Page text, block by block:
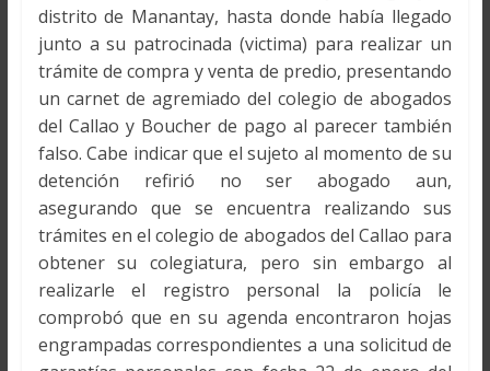
distrito de Manantay, hasta donde había llegado
junto a su patrocinada (victima) para realizar un
trámite de compra y venta de predio, presentando
un carnet de agremiado del colegio de abogados
del Callao y Boucher de pago al parecer también
falso. Cabe indicar que el sujeto al momento de su
detención refirió no ser abogado aun,
asegurando que se encuentra realizando sus
trámites en el colegio de abogados del Callao para
obtener su colegiatura, pero sin embargo al
realizarle el registro personal la policía le
comprobó que en su agenda encontraron hojas
engrampadas correspondientes a una solicitud de